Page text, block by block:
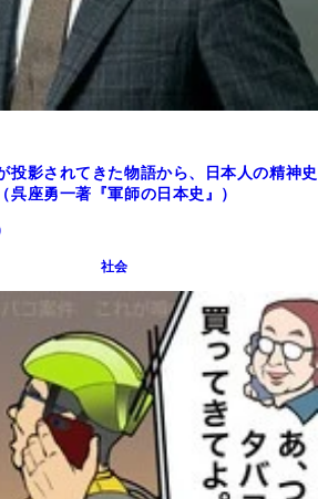
投影されてきた物語から、日本人の精神史
呉座勇一著『軍師の日本史』）
社会